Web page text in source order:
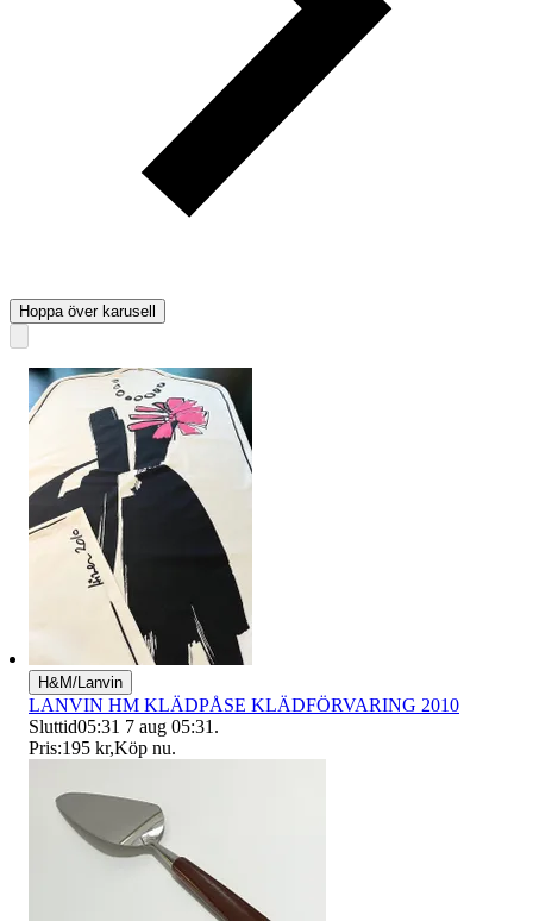
Hoppa över karusell
H&M/Lanvin
LANVIN HM KLÄDPÅSE KLÄDFÖRVARING 2010
Sluttid05:31 7 aug 05:31 .
Pris:195 kr,Köp nu.